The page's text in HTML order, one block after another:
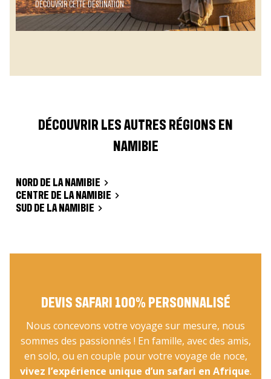
DÉCOUVRIR CETTE DESTINATION
DÉCOUVRIR LES AUTRES RÉGIONS EN
NAMIBIE
NORD DE LA NAMIBIE
CENTRE DE LA NAMIBIE
SUD DE LA NAMIBIE
DEVIS SAFARI 100% PERSONNALISÉ
Nous concevons votre voyage sur mesure, nous
sommes des passionnés ! En famille, avec des amis,
en solo, ou en couple pour votre voyage de noce,
vivez l’expérience unique d’un safari en Afrique.